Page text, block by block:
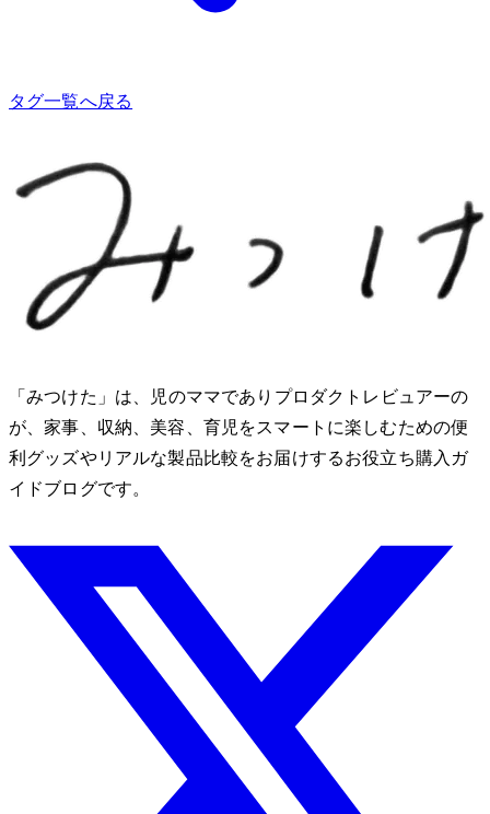
タグ一覧へ戻る
「みつけた」は、2児のママでありプロダクトレビュアーのMio
が、家事、収納、美容、育児をスマートに楽しむための便
利グッズやリアルな製品比較をお届けするお役立ち購入ガ
イドブログです。